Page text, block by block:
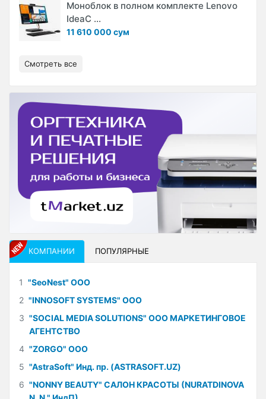
Моноблок в полном комплекте Lenovo
IdeaC ...
11 610 000 сум
Смотреть все
КОМПАНИИ ПОПУЛЯРНЫЕ
1 "SeoNest" ООО
2 "INNOSOFT SYSTEMS" ООО
3 "SOCIAL MEDIA SOLUTIONS" ООО МАРКЕТИНГОВОЕ
АГЕНТСТВО
4 "ZORGO" ООО
5 "AstraSoft" Инд. пр. (ASTRASOFT.UZ)
6 "NONNY BEAUTY" САЛОН КРАСОТЫ (NURATDINOVA